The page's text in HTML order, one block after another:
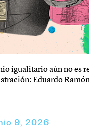
igualitario aún no es
Eduardo
9, 2026